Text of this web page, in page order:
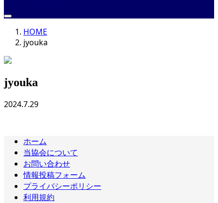
HOME
jyouka
jyouka
2024.7.29
ホーム
当協会について
お問い合わせ
情報投稿フォーム
プライバシーポリシー
利用規約